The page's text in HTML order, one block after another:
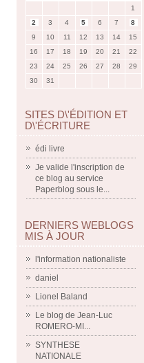
1
2
3 4 5 6 7
8
9
10 11 12 13 14
15
16
17 18 19 20 21
22
23
24 25 26 27 28
29
30
31
SITES D\'ÉDITION ET
D\'ÉCRITURE
édi livre
Je valide l'inscription de
ce blog au service
Paperblog sous le...
DERNIERS WEBLOGS
MIS À JOUR
l'information nationaliste
daniel
Lionel Baland
Le blog de Jean-Luc
ROMERO-MI...
SYNTHESE
NATIONALE